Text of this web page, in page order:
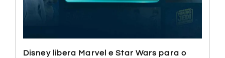
Disney libera Marvel e Star Wars para o